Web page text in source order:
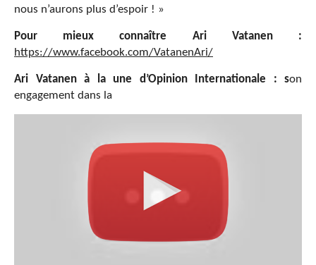
nous n’aurons plus d’espoir ! »
Pour mieux connaître Ari Vatanen :
https://www.facebook.com/VatanenAri/
Ari Vatanen à la une d’Opinion Internationale : son
engagement dans la